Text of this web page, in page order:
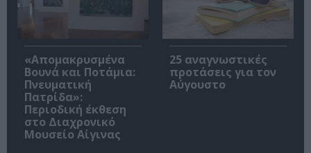
«Απομακρυσμένα
Βουνά και Ποτάμια:
Πνευματική
Πατρίδα»:
Περιοδική έκθεση
στο Διαχρονικό
Μουσείο Αίγινας
25 αναγνωστικές
προτάσεις για τον
Αύγουστο